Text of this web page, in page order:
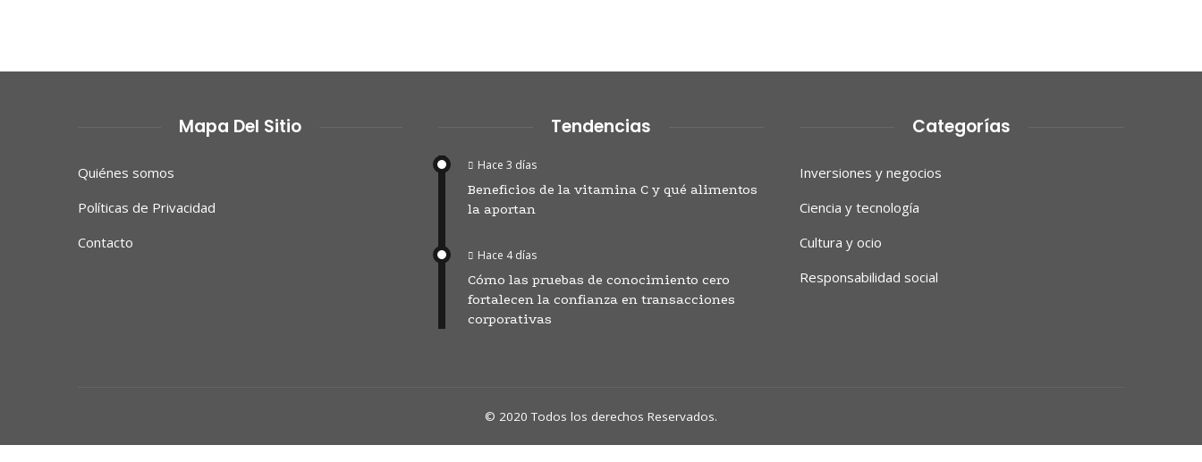
Mapa Del Sitio
Quiénes somos
Políticas de Privacidad
Contacto
Tendencias
Hace 3 días
Beneficios de la vitamina C y qué alimentos
la aportan
Hace 4 días
Cómo las pruebas de conocimiento cero
fortalecen la confianza en transacciones
corporativas
Categorías
Inversiones y negocios
Ciencia y tecnología
Cultura y ocio
Responsabilidad social
© 2020 Todos los derechos Reservados.